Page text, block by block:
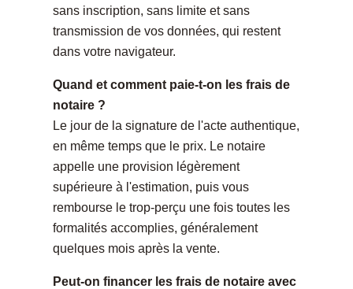
sans inscription, sans limite et sans
transmission de vos données, qui restent
dans votre navigateur.
Quand et comment paie-t-on les frais de
notaire ?
Le jour de la signature de l'acte authentique,
en même temps que le prix. Le notaire
appelle une provision légèrement
supérieure à l'estimation, puis vous
rembourse le trop-perçu une fois toutes les
formalités accomplies, généralement
quelques mois après la vente.
Peut-on financer les frais de notaire avec